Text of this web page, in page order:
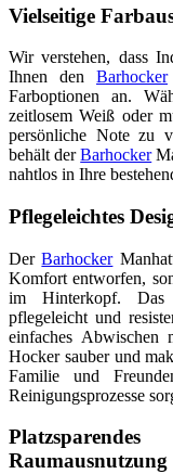
Vielseitige
Wir verstehen, dass
Ihnen den Barhocker
Farboptionen an.
zeitlosem Weiß oder
persönliche Note zu
behält derBarhocker
nahtlos in Ihre
Pflegeleichtes
DerBarhocker
Komfort entworfen,
im Hinterkopf. Das
pflegeleicht und
einfaches Abwischen
Hocker sauber und
Familie und
Reinigungsprozesse
Raumausnutzung